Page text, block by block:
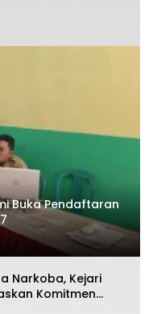
Buka Pendaftaran
Narkoba, Kejari
Komitmen
Tuntas